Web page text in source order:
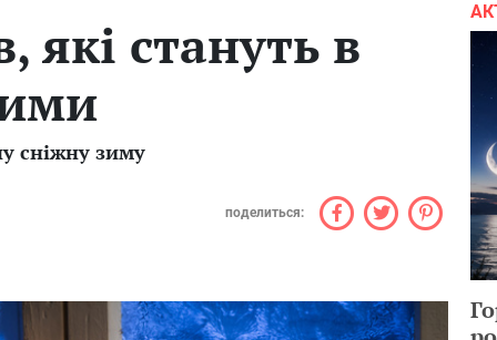
які стануть в
сніжну зиму
поделиться: